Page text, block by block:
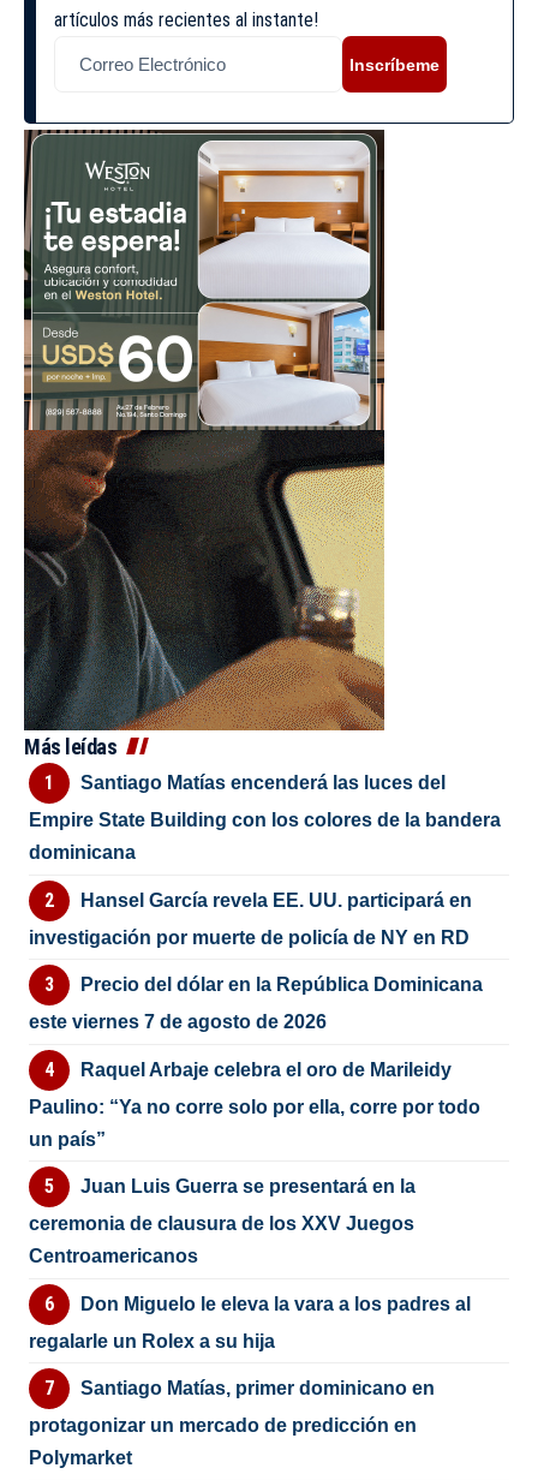
artículos más recientes al instante!
Inscríbeme
Más leídas
Santiago Matías encenderá las luces del
Empire State Building con los colores de la bandera
dominicana
Hansel García revela EE. UU. participará en
investigación por muerte de policía de NY en RD
Precio del dólar en la República Dominicana
este viernes 7 de agosto de 2026
Raquel Arbaje celebra el oro de Marileidy
Paulino: “Ya no corre solo por ella, corre por todo
un país”
Juan Luis Guerra se presentará en la
ceremonia de clausura de los XXV Juegos
Centroamericanos
Don Miguelo le eleva la vara a los padres al
regalarle un Rolex a su hija
Santiago Matías, primer dominicano en
protagonizar un mercado de predicción en
Polymarket